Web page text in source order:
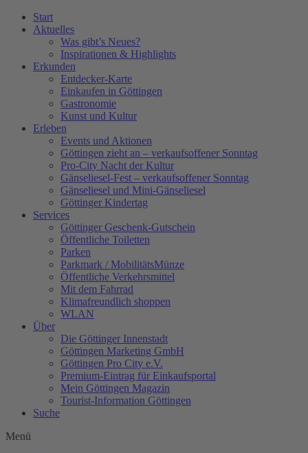
Zum
Inhalt
Start
Aktuelles
Was gibt’s Neues?
Inspirationen & Highlights
Erkunden
Entdecker-Karte
Einkaufen in Göttingen
Gastronomie
Kunst und Kultur
Erleben
Events und Aktionen
Göttingen zieht an – verkaufsoffener Sonntag
Pro-City Nacht der Kultur
Gänseliesel-Fest – verkaufsoffener Sonntag
Gänseliesel und Mini-Gänseliesel
Göttinger Kindertag
Services
Göttinger Geschenk-Gutschein
Öffentliche Toiletten
Parken
Parkmark / MobilitätsMünze
Öffentliche Verkehrsmittel
Mit dem Fahrrad
Klimafreundlich shoppen
WLAN
Über
Die Göttinger Innenstadt
Göttingen Marketing GmbH
Göttingen Pro City e.V.
Premium-Eintrag für Einkaufsportal
Mein Göttingen Magazin
Tourist-Information Göttingen
Suche
Menü